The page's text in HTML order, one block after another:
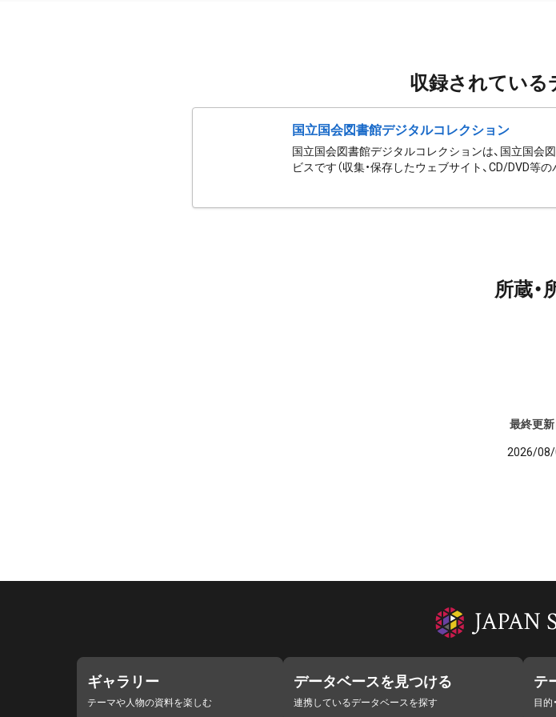
収録されている
国立国会図書館デジタルコレクション
国立国会図書館デジタルコレクションは、国立国会
ビスです（収集・保存したウェブサイト、CD/DVD等の
所蔵・
最終更新
2026/08/
ギャラリー
テーマや人物の資料を楽しむ
データベースを見つける
連携しているデータベースを探す
テ
目的